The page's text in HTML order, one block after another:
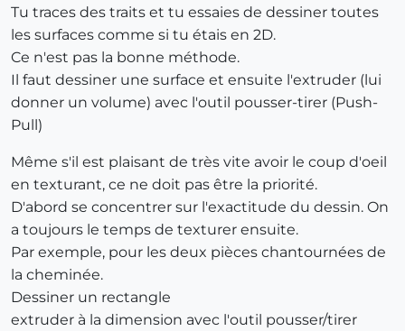
Tu traces des traits et tu essaies de dessiner toutes
les surfaces comme si tu étais en 2D.
Ce n'est pas la bonne méthode.
Il faut dessiner une surface et ensuite l'extruder (lui
donner un volume) avec l'outil pousser-tirer (Push-
Pull)
Même s'il est plaisant de très vite avoir le coup d'oeil
en texturant, ce ne doit pas être la priorité.
D'abord se concentrer sur l'exactitude du dessin. On
a toujours le temps de texturer ensuite.
Par exemple, pour les deux pièces chantournées de
la cheminée.
Dessiner un rectangle
extruder à la dimension avec l'outil pousser/tirer